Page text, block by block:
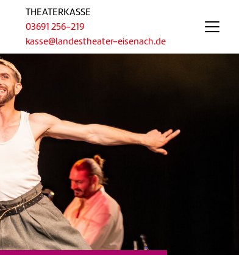
THEATERKASSE
03691 256-219
kasse@landestheater-eisenach.de